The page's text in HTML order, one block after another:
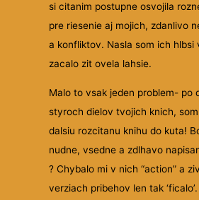
si citanim postupne osvojila
pre riesenie aj mojich, zdanlivo
a konfliktov. Nasla som ich hlbsi
zacalo zit ovela lahsie.
Malo to vsak jeden problem- po
styroch dielov tvojich knich,
dalsiu rozcitanu knihu do kuta!
nudne, vsedne a zdlhavo
? Chybalo mi v nich “action” a
verziach pribehov len tak